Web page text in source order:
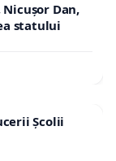
Dan,
statului
Școlii